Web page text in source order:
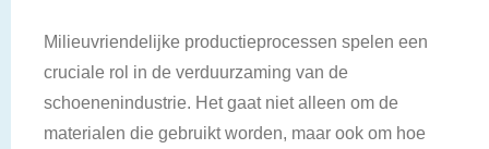
Milieuvriendelijke productieprocessen spelen een
cruciale rol in de verduurzaming van de
schoenenindustrie. Het gaat niet alleen om de
materialen die gebruikt worden, maar ook om hoe